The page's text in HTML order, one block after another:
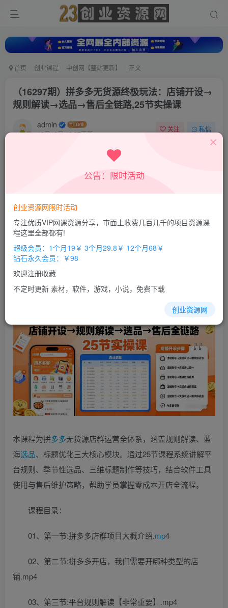
首页 创业课程 中创网【整站更新】 正文
（16297期）拼多多无货源终极玩法：店铺开设→
规则解读→选品→售后全链路,25节实操课
admin
10月16日 16:27更新
关注 私信
超级会员
立即购买
您当前未登录！建议登陆后购买，办理会员包月更省钱，可保存购
本课程为拼多多无货源店群运营全体系，涵盖规则解读、蓝
海选品、标题优化三大核心模块。通过25节课程系统讲解平
台规则、季节性选品、三维标题制作等技巧，结合软件工具
使用与售后维护策略，帮助学员掌握零成本开店全流程。
课程目录：
01、第一节:拼多多店群项目大概介绍.mp4
02、第二节:拼多多开店，我们需要开哪种类型的店
铺.mp4
03、第三节:平台规则解读【非常重要】.mp4
公告：限时活动
创业资源网限时活动
专注优质VIP网课资源分享，市面上收费几百几千的项目资源课
程这里全部都有!
超级会员：1个月19￥ 3个月29.8￥ 12个月68￥
钻石永久会员：￥98
欢迎注册收藏
不定时更新 素材，软件，游戏，小说，免费下载
创业资源网